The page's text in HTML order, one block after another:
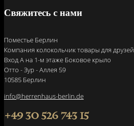
Свяжитесь с нами
Поместье Берлин
Компания колокольчик товары для друзей
Вход A на 1-м этаже Боковое крыло
Отто - Зур - Аллея 59
10585 Берлин
info@herrenhaus-berlin.de
+49 30 526 743 15